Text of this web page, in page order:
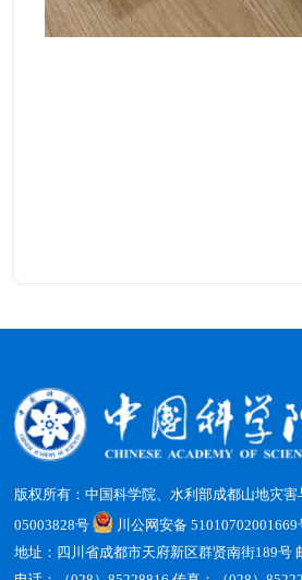
版权所有：中国科学院、水利部成都山地灾
05003828号
川公网安备 51010702001669
地址：四川省成都市天府新区群贤南街189号